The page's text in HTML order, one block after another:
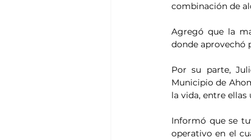
combinación de
Agregó que la
donde aprovechó
Por su parte,
Municipio de
la vida, entre ellas
Informó que se
operativo en el